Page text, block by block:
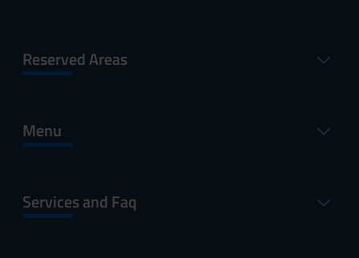
Reserved Areas
Menu
Services and Faq